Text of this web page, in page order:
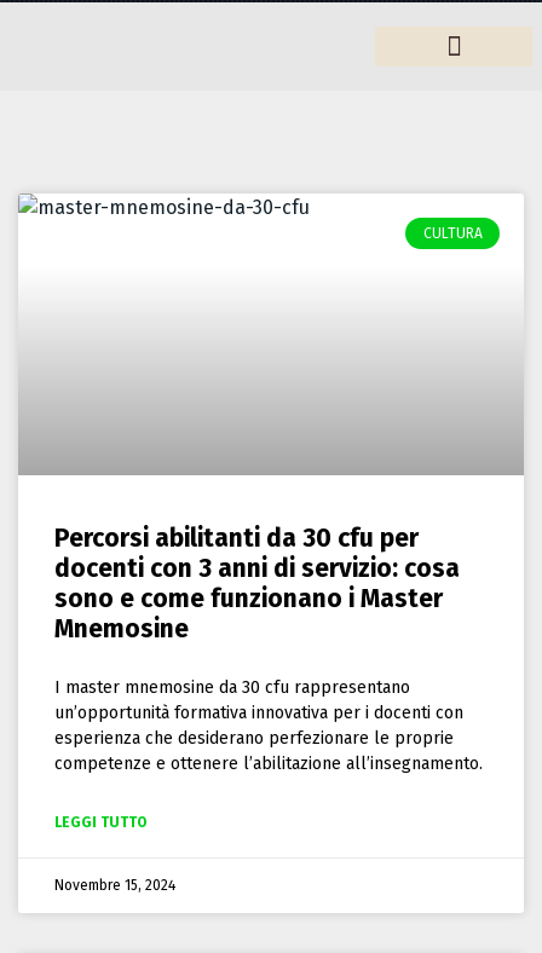
CULTURA
Percorsi abilitanti da 30 cfu per
docenti con 3 anni di servizio: cosa
sono e come funzionano i Master
Mnemosine
I master mnemosine da 30 cfu rappresentano
un’opportunità formativa innovativa per i docenti con
esperienza che desiderano perfezionare le proprie
competenze e ottenere l’abilitazione all’insegnamento.
LEGGI TUTTO
Novembre 15, 2024